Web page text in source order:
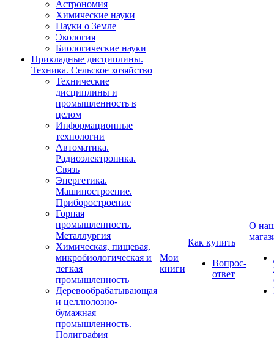
Астрономия
Химические науки
Науки о Земле
Экология
Биологические науки
Прикладные дисциплины.
Техника. Сельское хозяйство
Технические
дисциплины и
промышленность в
целом
Информационные
технологии
Автоматика.
Радиоэлектроника.
Связь
Энергетика.
Машиностроение.
Приборостроение
Горная
промышленность.
Металлургия
Химическая, пищевая,
микробиологическая и
легкая
промышленность
Деревообрабатывающая
и целлюлозно-
бумажная
промышленность.
Полиграфия
Мои
книги
Как купить
Вопрос-
ответ
О